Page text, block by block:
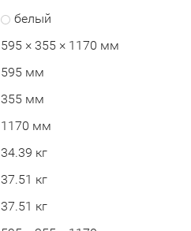
белый
595 × 355 × 1170 мм
595 мм
355 мм
1170 мм
34.39 кг
37.51 кг
37.51 кг